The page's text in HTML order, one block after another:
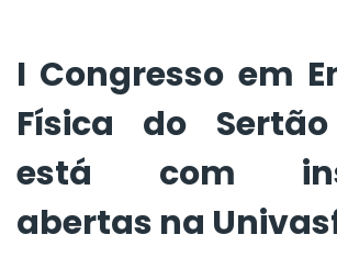
I Congresso em
Física do
está com
abertas na